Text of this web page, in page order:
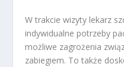
W trakcie wizyty lekarz
indywidualne potrzeby
możliwe zagrożenia
zabiegiem. To także